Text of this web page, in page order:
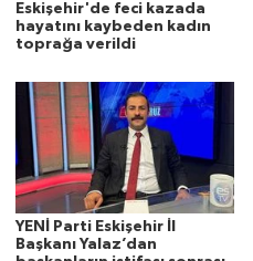
Eskişehir'de feci kazada
hayatını kaybeden kadın
toprağa verildi
YENİ Parti Eskişehir İl
Başkanı Yalaz’dan